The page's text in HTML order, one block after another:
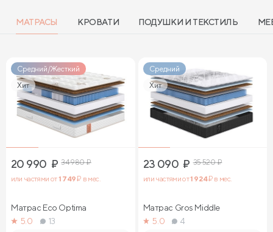
МАТРАСЫ КРОВАТИ ПОДУШКИ И ТЕКСТИЛЬ
Средний/Жесткий
Хит
20 990 ₽ 34 980₽
или частями от1 749₽ в мес.
Матрас Eco Optima
5.0
13
Средний
Хит
23 090 ₽ 35 520₽
или частями от1 924₽ в мес.
Матрас Gros Middle
5.0
4